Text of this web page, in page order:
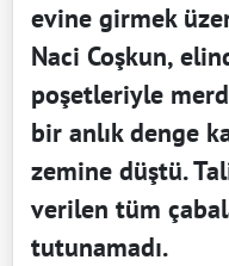
evine girmek
Naci Coşkun,
poşetleriyle
bir anlık denge
zemine düştü.
verilen tüm
tutunamadı.